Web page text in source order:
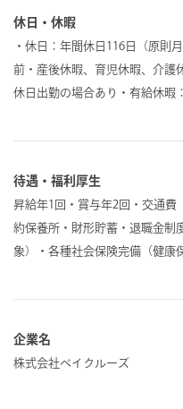
休日・休暇
・休日：年間休日116日（原則
前・産後休暇、育児休暇、介護
休日出勤の場合あり・有給休暇
待遇・福利厚生
昇給年1回・賞与年2回・交通費
約保養所・財形貯蓄・退職金制
象）・各種社会保険完備（健康
企業名
株式会社ベイクルーズ